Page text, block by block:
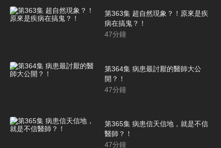
第363集 超自然現象？！原來是疾
病在搞鬼？！
47分鐘
第364集 病患最討厭的醫師大公
開？！
47分鐘
第365集 病患信天信地，就是不信
醫師？！
47分鐘